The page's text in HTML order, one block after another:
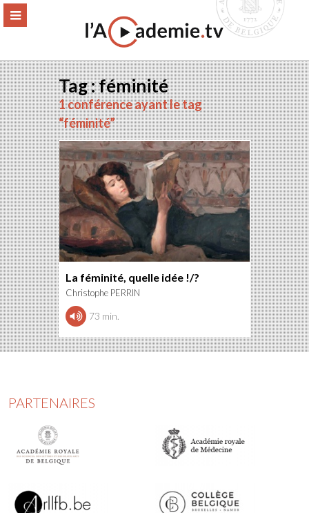
Aller
MENU
Tag : féminité
1 conférence ayant le tag
“féminité”
La féminité, quelle idée !/?
Christophe PERRIN
73 min.
PARTENAIRES